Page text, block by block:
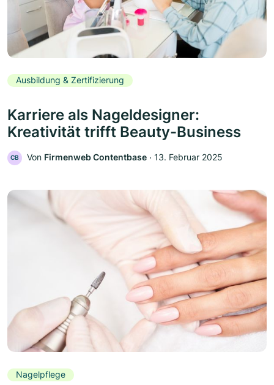
Ausbildung & Zertifizierung
Karriere als Nageldesigner:
Kreativität trifft Beauty-Business
CB Von Firmenweb Contentbase ‧ 13. Februar 2025
Nagelpflege